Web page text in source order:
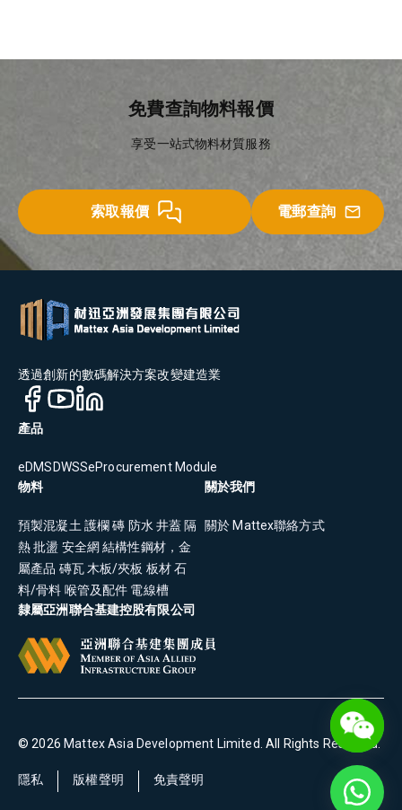
免費查詢物料報價
享受一站式物料材質服務
索取報價 電郵查詢
透過創新的數碼解決方案改變建造業
產品
eDMS DWSSeProcurement Module
物料
預製混凝土 護欄磚 防水 井蓋 隔
熱 批盪 安全網 結構性鋼材，金
屬產品 磚瓦 木板/夾板 板材石
料/骨料 喉管及配件 電線槽
關於我們
關於 Mattex聯絡方式
隸屬亞洲聯合基建控股有限公司
©2026 Mattex Asia Development Limited . All Rights Reserved.
隱私 版權聲明 免責聲明